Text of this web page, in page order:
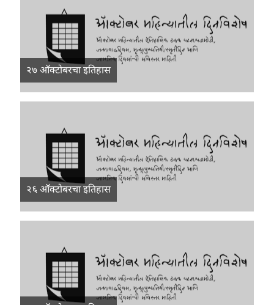
२७ ऑक्टोबरचा इतिहास
२६ ऑक्टोबरचा इतिहास